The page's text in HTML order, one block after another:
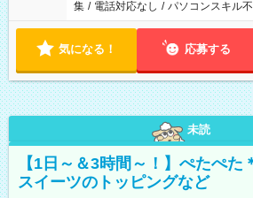
集 / 電話対応なし / パソコンスキル
気になる！ 応募する
未読
【1日～＆3時間～！】ぺたぺた
スイーツのトッピングなど